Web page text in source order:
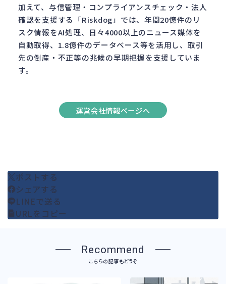
加えて、与信管理・コンプライアンスチェック・法人
確認を支援する「Riskdog」では、年間20億件のリ
スク情報をAI処理、日々4000以上のニュース媒体を
自動取得、1.8億件のデータベース等を活用し、取引
先の倒産・不正等の兆候の早期把握を支援していま
す。
運営会社情報ページへ
ポストする
シェアする
LINEで送る
URLをコピー
Recommend
こちらの記事もどうぞ